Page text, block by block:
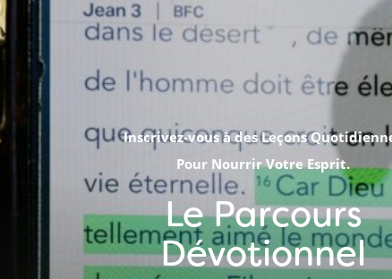
Inscrivez-vous à des Leçons
Pour Nourrir Votre Esprit.
Le Parcours
Dévotionnel